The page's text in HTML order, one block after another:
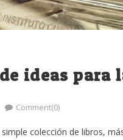
ideas para
Comment(0)
colección de libros,